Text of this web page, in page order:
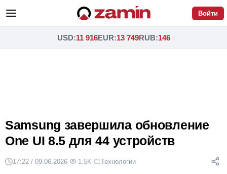
Войти
USD:11 916EUR:13 749RUB:146
Samsung завершила обновление
One UI 8.5 для 44 устройств
17:22 / 09.06.2026· 1.5K· Технологии